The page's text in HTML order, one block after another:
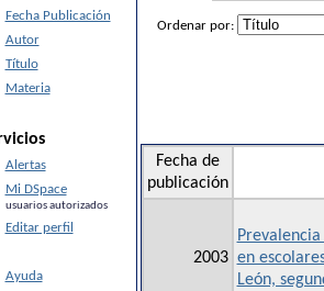
Fecha Publicación
Autor
Título
Materia
Alertas
Mi DSpace
usuarios autorizados
Editar perfil
Ayuda
Ordenar por:
Fecha de
publicación
2003 en
León,